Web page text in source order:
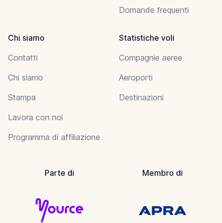
Domande frequenti
Chi siamo
Contatti
Chi siamo
Stampa
Lavora con noi
Programma di affiliazione
Statistiche voli
Compagnie aeree
Aeroporti
Destinazioni
Parte di Membro di